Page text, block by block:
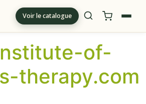
Voir le catalogue
of-
therapy.com